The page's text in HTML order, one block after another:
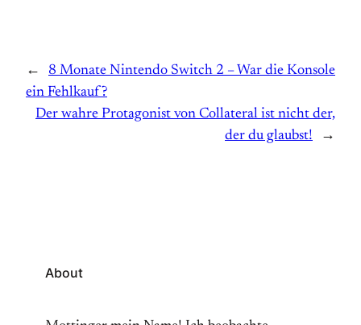
←
8 Monate Nintendo Switch 2 – War die Konsole
ein Fehlkauf?
Der wahre Protagonist von Collateral ist nicht der,
der du glaubst!
→
About